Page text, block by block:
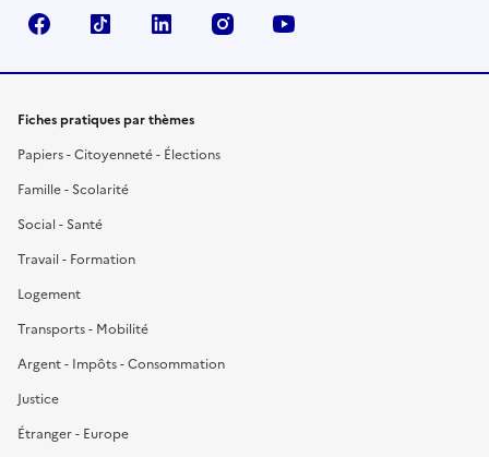
FacebookTikTok LinkedIn Instagram
Fiches pratiques par thèmes
Papiers - Citoyenneté - Élections
Famille - Scolarité
Social - Santé
Travail - Formation
Logement
Transports - Mobilité
Argent - Impôts - Consommation
Justice
Étranger - Europe